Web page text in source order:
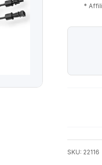
*
SKU: 22116